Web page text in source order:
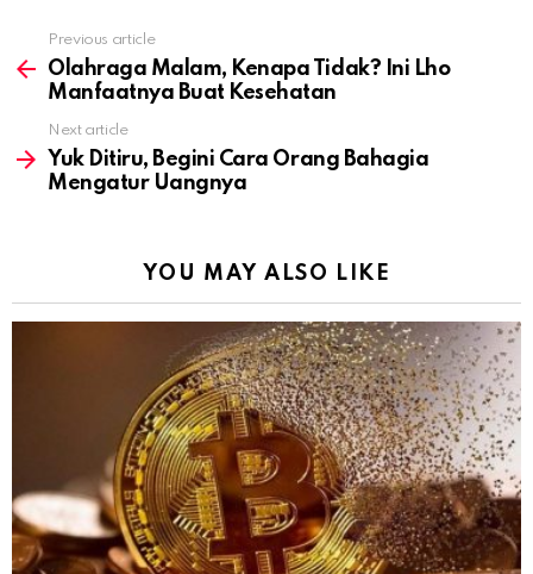
more
Previous article
Olahraga Malam, Kenapa Tidak? Ini Lho
Manfaatnya Buat Kesehatan
Next article
Yuk Ditiru, Begini Cara Orang Bahagia
Mengatur Uangnya
YOU MAY ALSO LIKE